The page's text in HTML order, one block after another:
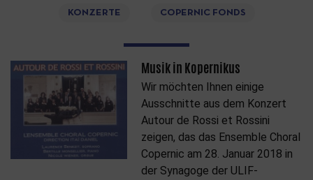
KONZERTE COPERNIC FONDS
Musik in Kopernikus
Wir möchten Ihnen einige
Ausschnitte aus dem Konzert
Autour de Rossi et Rossini
zeigen, das das Ensemble Choral
Copernic am 28. Januar 2018 in
der Synagoge der ULIF-